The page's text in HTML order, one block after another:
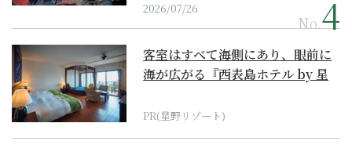
2026/07/26
No.
客室はすべて海側にあり、眼前に
海が広がる『西表島ホテル by 星
PR(星野リゾート)